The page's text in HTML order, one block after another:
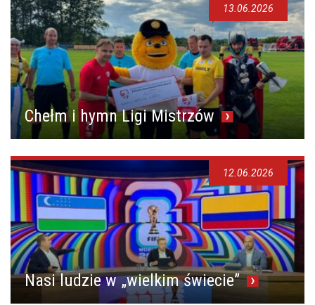
Chełm i hymn Ligi Mistrzów
13.06.2026
Nasi ludzie w „wielkim świecie”
12.06.2026